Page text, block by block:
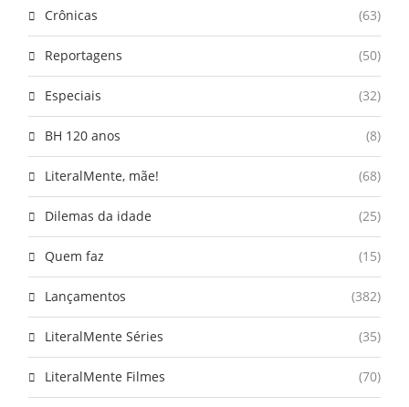
Crônicas (63)
Reportagens (50)
Especiais (32)
BH 120 anos (8)
LiteralMente, mãe! (68)
Dilemas da idade (25)
Quem faz (15)
Lançamentos (382)
LiteralMente Séries (35)
LiteralMente Filmes (70)